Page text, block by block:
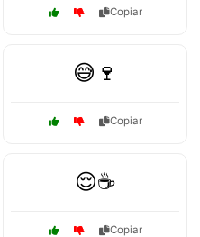
Copiar
😅🍷
Copiar
😌☕
Copiar